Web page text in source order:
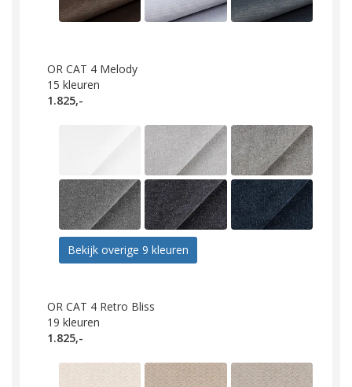
OR CAT 4 Melody
15 kleuren
1.825,-
Bekijk overige 9 kleuren
OR CAT 4 Retro Bliss
19 kleuren
1.825,-